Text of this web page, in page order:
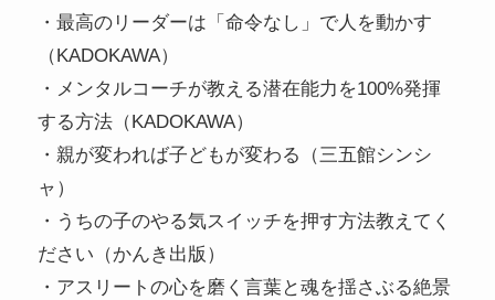
・最高のリーダーは「命令なし」で人を動かす
（KADOKAWA）
・メンタルコーチが教える潜在能力を100%発揮
する方法（KADOKAWA）
・親が変われば子どもが変わる（三五館シンシ
ャ）
・うちの子のやる気スイッチを押す方法教えてく
ださい（かんき出版）
・アスリートの心を磨く言葉と魂を揺さぶる絶景